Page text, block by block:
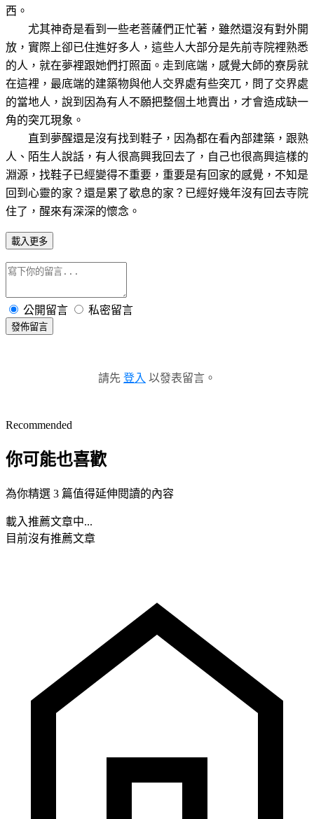
西。
尤其神奇是看到一些老菩薩們正忙著，雖然還沒有對外開
放，實際上卻已住進好多人，這些人大部分是先前寺院裡熟悉
的人，就在夢裡跟她們打照面。走到底端，感覺大師的寮房就
在這裡，最底端的建築物與他人交界處有些突兀，問了交界處
的當地人，說到因為有人不願把整個土地賣出，才會造成缺一
角的突兀現象。
直到夢醒還是沒有找到鞋子，因為都在看內部建築，跟熟
人、陌生人說話，有人很高興我回去了，自己也很高興這樣的
淵源，找鞋子已經變得不重要，重要是有回家的感覺，不知是
回到心靈的家？還是累了歇息的家？已經好幾年沒有回去寺院
住了，醒來有深深的懷念。
載入更多
公開留言 私密留言
發佈留言
請先 登入 以發表留言。
Recommended
你可能也喜歡
為你精選 3 篇值得延伸閱讀的內容
載入推薦文章中...
目前沒有推薦文章